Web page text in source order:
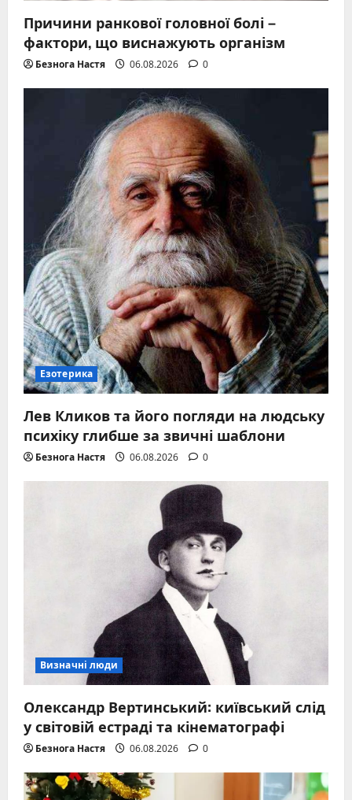
Причини ранкової головної болі –
фактори, що виснажують організм
Безнога Настя 06.08.2026 0
Езотерика
Лев Кликов та його погляди на людську
психіку глибше за звичні шаблони
Безнога Настя 06.08.2026 0
Визначні люди
Олександр Вертинський: київський слід
у світовій естраді та кінематографі
Безнога Настя 06.08.2026 0